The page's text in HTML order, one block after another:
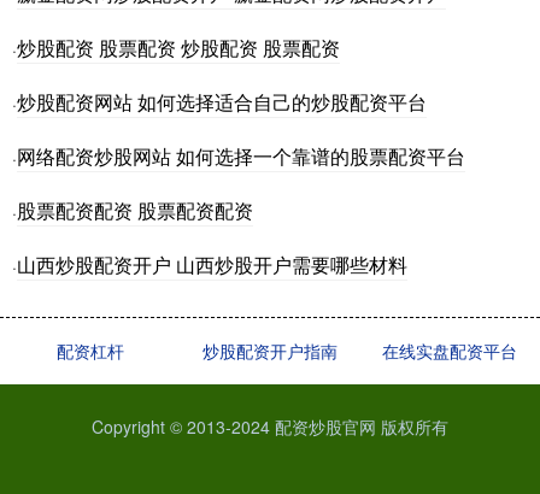
·炒股配资 股票配资 炒股配资 股票配资
·炒股配资网站 如何选择适合自己的炒股配资平台
·网络配资炒股网站 如何选择一个靠谱的股票配资平台
·股票配资配资 股票配资配资
·山西炒股配资开户 山西炒股开户需要哪些材料
配资杠杆 炒股配资开户指南 在线实盘配资平台
Copyright © 2013-2024 配资炒股官网 版权所有